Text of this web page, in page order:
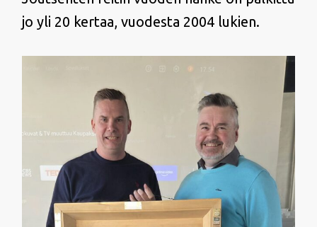
jo yli 20 kertaa, vuodesta 2004 lukien.